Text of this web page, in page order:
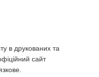
в друкованих та
сайт